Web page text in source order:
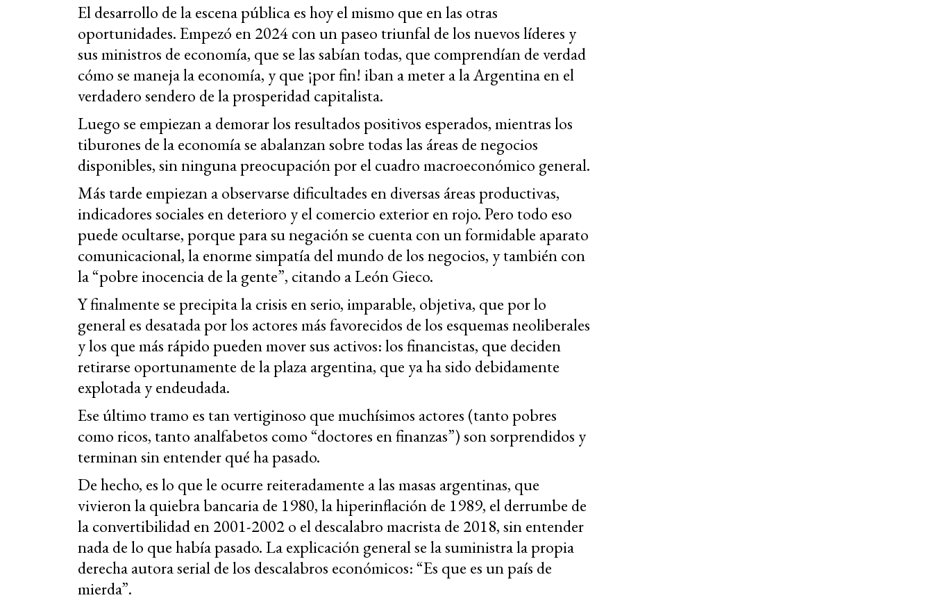
El desarrollo de la escena pública es hoy el mismo que en las otras
oportunidades. Empezó en 2024 con un paseo triunfal de los nuevos líderes y
sus ministros de economía, que se las sabían todas, que comprendían de verdad
cómo se maneja la economía, y que ¡por fin! iban a meter a la Argentina en el
verdadero sendero de la prosperidad capitalista.
Luego se empiezan a demorar los resultados positivos esperados, mientras los
tiburones de la economía se abalanzan sobre todas las áreas de negocios
disponibles, sin ninguna preocupación por el cuadro macroeconómico general.
Más tarde empiezan a observarse dificultades en diversas áreas productivas,
indicadores sociales en deterioro y el comercio exterior en rojo. Pero todo eso
puede ocultarse, porque para su negación se cuenta con un formidable aparato
comunicacional, la enorme simpatía del mundo de los negocios, y también con
la “pobre inocencia de la gente”, citando a León Gieco.
Y finalmente se precipita la crisis en serio, imparable, objetiva, que por lo
general es desatada por los actores más favorecidos de los esquemas neoliberales
y los que más rápido pueden mover sus activos: los financistas, que deciden
retirarse oportunamente de la plaza argentina, que ya ha sido debidamente
explotada y endeudada.
Ese último tramo es tan vertiginoso que muchísimos actores (tanto pobres
como ricos, tanto analfabetos como “doctores en finanzas”) son sorprendidos y
terminan sin entender qué ha pasado.
De hecho, es lo que le ocurre reiteradamente a las masas argentinas, que
vivieron la quiebra bancaria de 1980, la hiperinflación de 1989, el derrumbe de
la convertibilidad en 2001-2002 o el descalabro macrista de 2018, sin entender
nada de lo que había pasado. La explicación general se la suministra la propia
derecha autora serial de los descalabros económicos: “Es que es un país de
mierda”.